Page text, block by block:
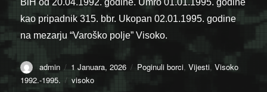
kao pripadnik 315. bbr. Ukopan 02.01.1995. godine
na mezarju “Varoško polje” Visoko.
Author
admin
Posted
on
1 Januara, 2026 Categories
Poginuli borci,Vijesti,Visoko
1992.-1995.
Tags
visoko